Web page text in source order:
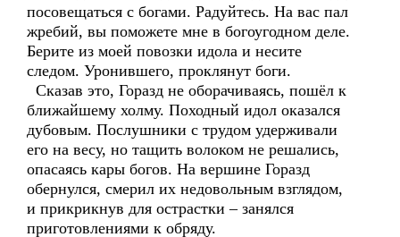
посовещаться с богами. Радуйтесь. На вас пал
жребий, вы поможете мне в богоугодном деле.
Берите из моей повозки идола и несите
следом. Уронившего, проклянут боги.
Сказав это, Горазд не оборачиваясь, пошёл к
ближайшему холму. Походный идол оказался
дубовым. Послушники с трудом удерживали
его на весу, но тащить волоком не решались,
опасаясь кары богов. На вершине Горазд
обернулся, смерил их недовольным взглядом,
и прикрикнув для острастки – занялся
приготовлениями к обряду.